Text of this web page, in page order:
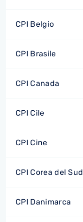
CPI Belgio
CPI Brasile
CPI Canada
CPI Cile
CPI Cine
CPI Corea del Sud
CPI Danimarca